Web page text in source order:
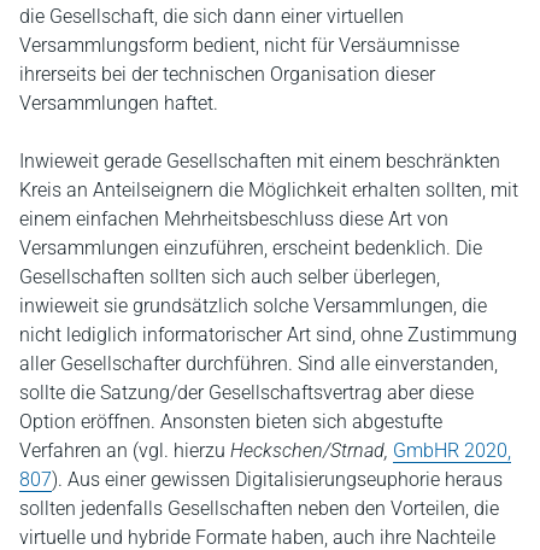
die Gesellschaft, die sich dann einer virtuellen
Versammlungsform bedient, nicht für Versäumnisse
ihrerseits bei der technischen Organisation dieser
Versammlungen haftet.
Inwieweit gerade Gesellschaften mit einem beschränkten
Kreis an Anteilseignern die Möglichkeit erhalten sollten, mit
einem einfachen Mehrheitsbeschluss diese Art von
Versammlungen einzuführen, erscheint bedenklich. Die
Gesellschaften sollten sich auch selber überlegen,
inwieweit sie grundsätzlich solche Versammlungen, die
nicht lediglich informatorischer Art sind, ohne Zustimmung
aller Gesellschafter durchführen. Sind alle einverstanden,
sollte die Satzung/der Gesellschaftsvertrag aber diese
Option eröffnen. Ansonsten bieten sich abgestufte
Verfahren an (vgl. hierzu Heckschen/Strnad, GmbHR 2020,
807). Aus einer gewissen Digitalisierungseuphorie heraus
sollten jedenfalls Gesellschaften neben den Vorteilen, die
virtuelle und hybride Formate haben, auch ihre Nachteile